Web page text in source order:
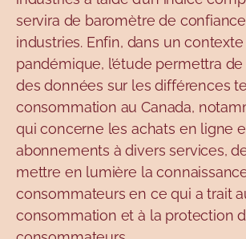
servira de baromètre de
industries. Enfin, dans un
pandémique, l’étude permettra
des données sur les différences
consommation au Canada,
qui concerne les achats en ligne
abonnements à divers services,
mettre en lumière la
consommateurs en ce qui a trait
consommation et à la protection